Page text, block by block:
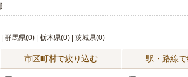
群馬県(0) | 栃木県(0) | 茨城県(0)
市区町村で絞り込む 駅・路線